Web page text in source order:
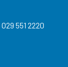
029 551 2220